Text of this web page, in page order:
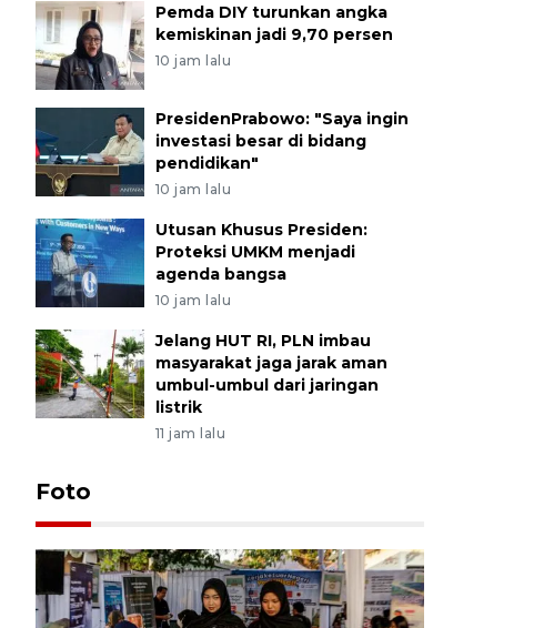
Pemda DIY turunkan angka
kemiskinan jadi 9,70 persen
10 jam lalu
PresidenPrabowo: "Saya ingin
investasi besar di bidang
pendidikan"
10 jam lalu
Utusan Khusus Presiden:
Proteksi UMKM menjadi
agenda bangsa
10 jam lalu
Jelang HUT RI, PLN imbau
masyarakat jaga jarak aman
umbul-umbul dari jaringan
listrik
11 jam lalu
Foto